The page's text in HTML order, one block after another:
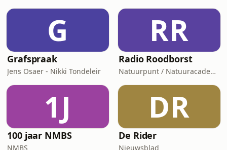
G
Grafspraak
Jens Osaer - Nikki Tondeleir
RR
Radio Roodborst
Natuurpunt / Natuuracademie
1J
100 jaar NMBS
NMBS
DR
De Rider
Nieuwsblad